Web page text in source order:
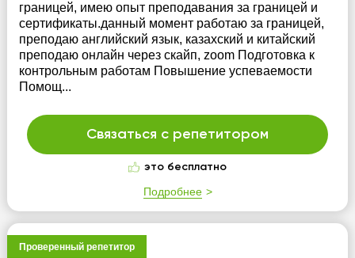
границей, имею опыт преподавания за границей и
сертификаты.данный момент работаю за границей,
преподаю английский язык, казахский и китайский
преподаю онлайн через скайп, zoom Подготовка к
контрольным работам Повышение успеваемости
Помощ...
Связаться с репетитором
это бесплатно
Подробнее
Проверенный репетитор